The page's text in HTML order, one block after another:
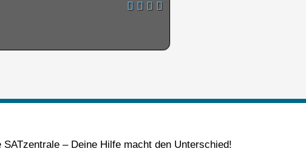
SATzentrale – Deine Hilfe macht den Unterschied!